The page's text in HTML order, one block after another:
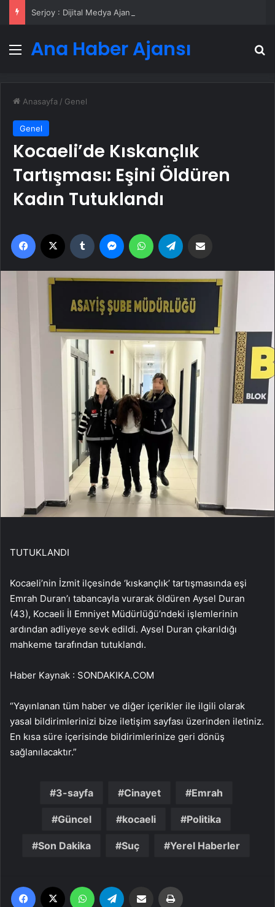
Menü
Ana Haber Ajansı
Anasayfa / Genel
Genel
Kocaeli’de Kıskançlık
Tartışması: Eşini Öldüren
Kadın Tutuklandı
Facebook Tumblr MessengerWhatsApp
TUTUKLANDI
Kocaeli’nin İzmit ilçesinde ‘kıskançlık’ tartışmasında eşi
Emrah Duran’ı tabancayla vurarak öldüren Aysel Duran
(43), Kocaeli İl Emniyet Müdürlüğü’ndeki işlemlerinin
ardından adliyeye sevk edildi. Aysel Duran çıkarıldığı
mahkeme tarafından tutuklandı.
Haber Kaynak : SONDAKIKA.COM
“Yayınlanan tüm haber ve diğer içerikler ile ilgili olarak
yasal bildirimlerinizi bize iletişim sayfası üzerinden iletiniz.
En kısa süre içerisinde bildirimlerinize geri dönüş
sağlanılacaktır.”
3-sayfa Cinayet Emrah
Güncel kocaeli Politika
Son Dakika Suç Yerel Haberler
Facebook WhatsApp Email'den paylaş